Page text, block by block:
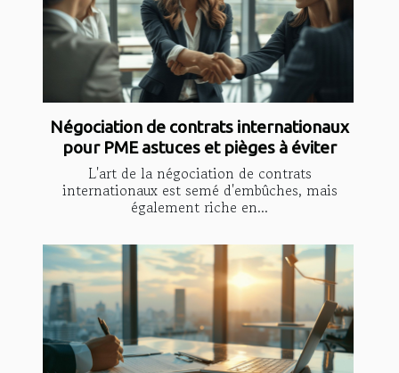
Négociation de contrats internationaux
pour PME astuces et pièges à éviter
L'art de la négociation de contrats
internationaux est semé d'embûches, mais
également riche en...